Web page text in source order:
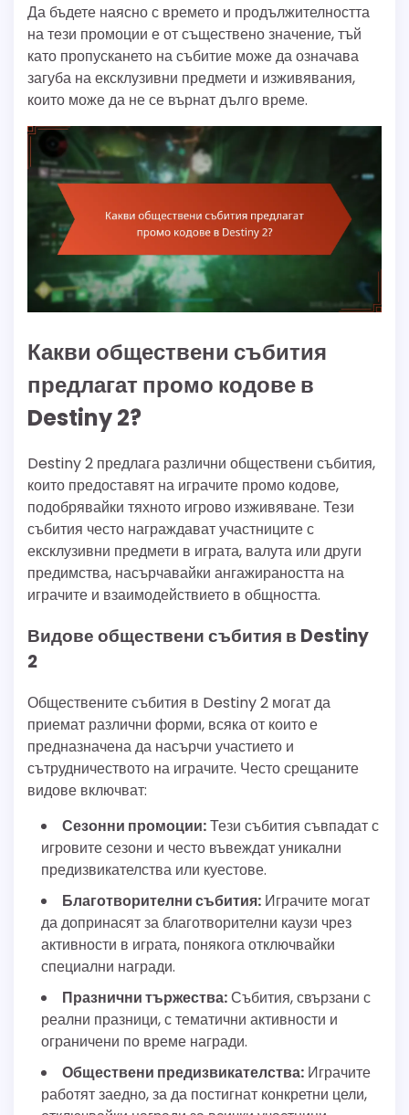
Да бъдете наясно с времето и продължителността
на тези промоции е от съществено значение, тъй
като пропускането на събитие може да означава
загуба на ексклузивни предмети и изживявания,
които може да не се върнат дълго време.
Какви обществени събития
предлагат промо кодове в
Destiny 2?
Destiny 2 предлага различни обществени събития,
които предоставят на играчите промо кодове,
подобрявайки тяхното игрово изживяване. Тези
събития често награждават участниците с
ексклузивни предмети в играта, валута или други
предимства, насърчавайки ангажираността на
играчите и взаимодействието в общността.
Видове обществени събития в Destiny
2
Обществените събития в Destiny 2 могат да
приемат различни форми, всяка от които е
предназначена да насърчи участието и
сътрудничеството на играчите. Често срещаните
видове включват:
Сезонни промоции:Тези събития съвпадат с
игровите сезони и често въвеждат уникални
предизвикателства или куестове.
Благотворителни събития: Играчите могат
да допринасят за благотворителни каузи чрез
активности в играта, понякога отключвайки
специални награди.
Празнични тържества:Събития, свързани с
реални празници, с тематични активности и
ограничени по време награди.
Обществени предизвикателства: Играчите
работят заедно, за да постигнат конкретни цели,